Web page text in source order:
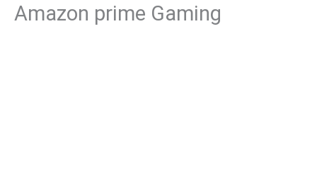
Amazon prime Gaming